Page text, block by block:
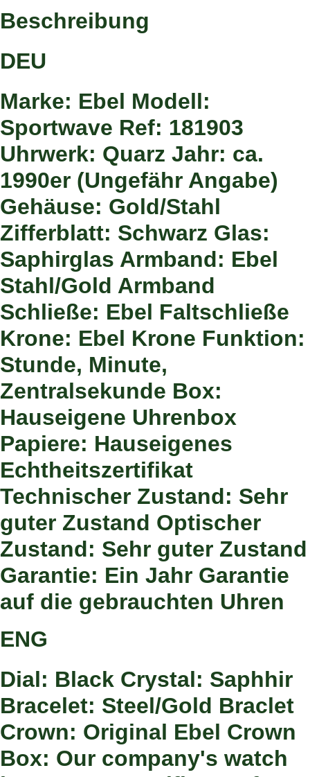
Beschreibung
DEU
Marke: Ebel Modell:
Sportwave Ref: 181903
Uhrwerk: Quarz Jahr: ca.
1990er (Ungefähr Angabe)
Gehäuse: Gold/Stahl
Zifferblatt: Schwarz Glas:
Saphirglas Armband: Ebel
Stahl/Gold Armband
Schließe: Ebel Faltschließe
Krone: Ebel Krone Funktion:
Stunde, Minute,
Zentralsekunde Box:
Hauseigene Uhrenbox
Papiere: Hauseigenes
Echtheitszertifikat
Technischer Zustand: Sehr
guter Zustand Optischer
Zustand: Sehr guter Zustand
Garantie: Ein Jahr Garantie
auf die gebrauchten Uhren
ENG
Dial: Black Crystal: Saphhir
Bracelet: Steel/Gold Braclet
Crown: Original Ebel Crown
Box: Our company's watch